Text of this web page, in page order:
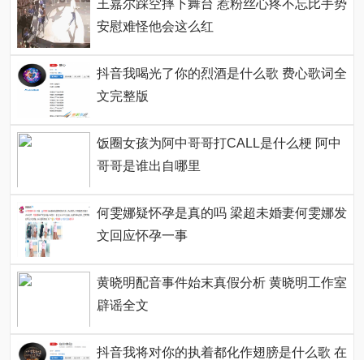
王嘉尔踩空摔下舞台 惹粉丝心疼不忘比手势
安慰难怪他会这么红
抖音我喝光了你的烈酒是什么歌 费心歌词全
文完整版
饭圈女孩为阿中哥哥打CALL是什么梗 阿中
哥哥是谁出自哪里
何雯娜疑怀孕是真的吗 梁超未婚妻何雯娜发
文回应怀孕一事
黄晓明配音事件始末真假分析 黄晓明工作室
辟谣全文
抖音我将对你的执着都化作翅膀是什么歌 在